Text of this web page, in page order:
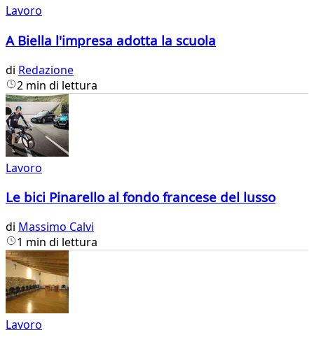
Lavoro
A Biella l'impresa adotta la scuola
di Redazione
2 min di lettura
Lavoro
Le bici Pinarello al fondo francese del lusso
di Massimo Calvi
1 min di lettura
Lavoro